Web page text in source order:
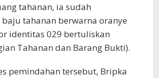
tahanan, ia sudah
baju tahanan berwarna oranye
identitas 029 bertuliskan
Tahanan dan Barang Bukti).
pemindahan tersebut, Bripka